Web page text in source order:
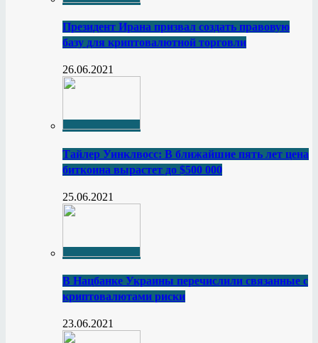
Президент Ирана призвал создать правовую
базу для криптовалютной торговли
26.06.2021
Тайлер Уинклвосс: В ближайшие пять лет цена
биткоина вырастет до $500 000
25.06.2021
В Нацбанке Украины перечислили связанные с
криптовалютами риски
23.06.2021